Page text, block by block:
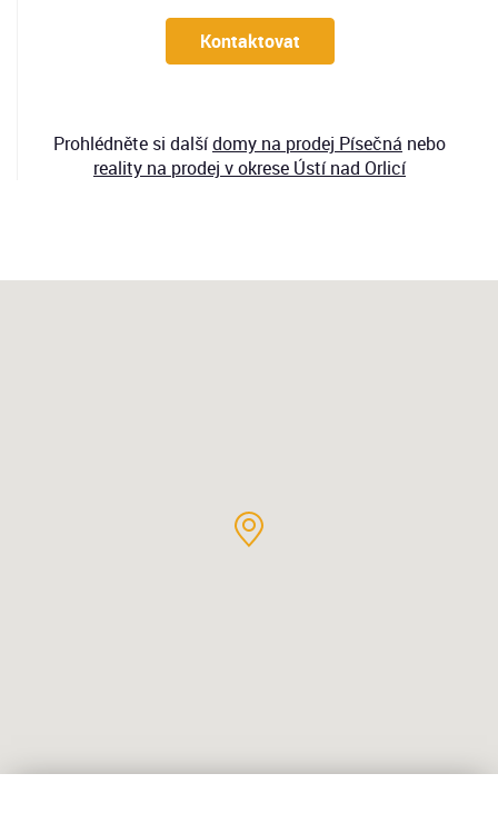
Kontaktovat
Prohlédněte si dalšídomy na prodej Písečná nebo
reality na prodej v okrese Ústí nad Orlicí